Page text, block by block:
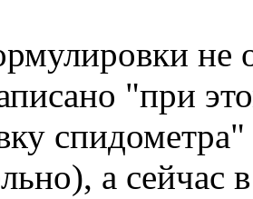
не
"при
спидометра"
а сейчас